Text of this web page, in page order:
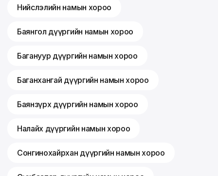
Нийслэлийн намын хороо
Баянгол дүүргийн намын хороо
Багануур дүүргийн намын хороо
Баганхангай дүүргийн намын хороо
Баянзүрх дүүргийн намын хороо
Налайх дүүргийн намын хороо
Сонгинохайрхан дүүргийн намын хороо